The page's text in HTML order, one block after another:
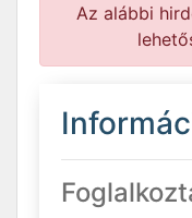
Az alábbi